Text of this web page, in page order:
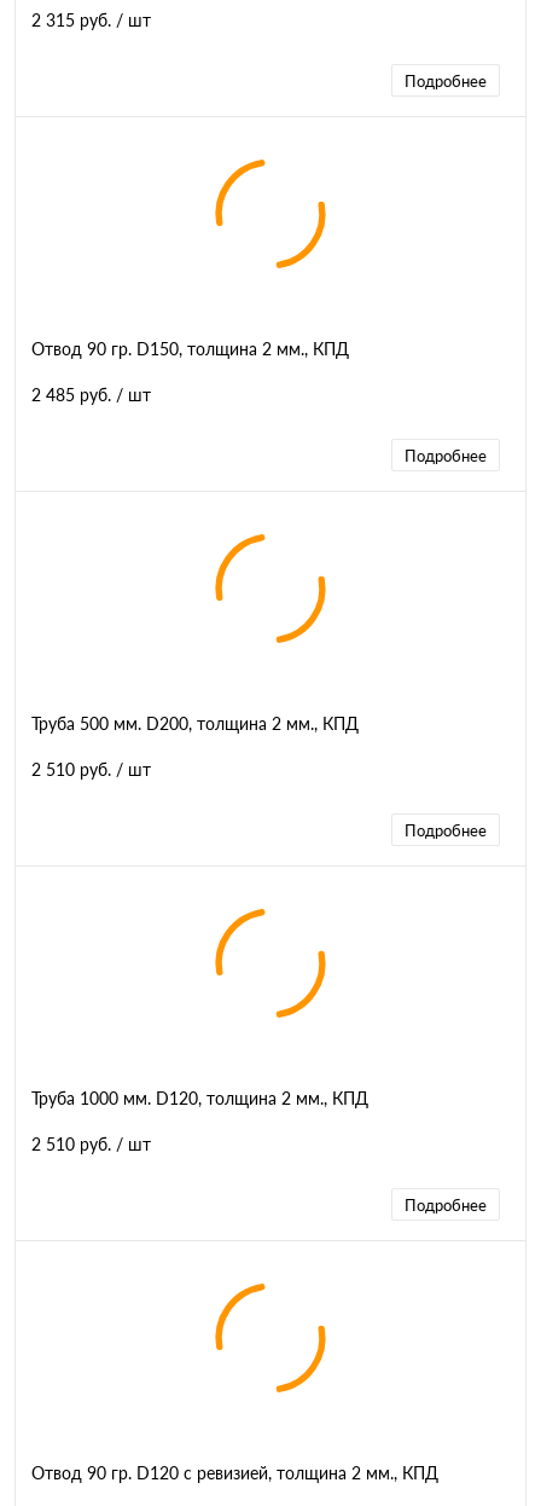
2 315 руб. / шт
Подробнее
Отвод 90 гр. D150, толщина 2 мм., КПД
2 485 руб. / шт
Подробнее
Труба 500 мм. D200, толщина 2 мм., КПД
2 510 руб. / шт
Подробнее
Труба 1000 мм. D120, толщина 2 мм., КПД
2 510 руб. / шт
Подробнее
Отвод 90 гр. D120 с ревизией, толщина 2 мм., КПД